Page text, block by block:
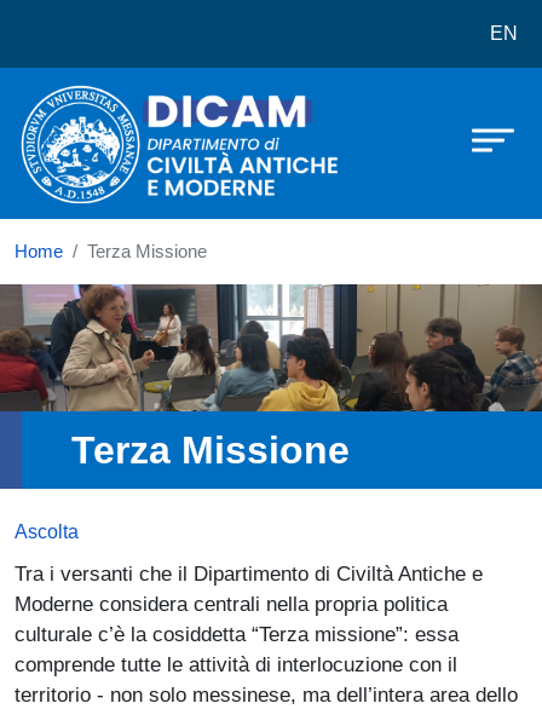
Dipartimento di Civiltà Antiche eEN
Home Terza Missione
Immagine
Terza Missione
Ascolta
Tra i versanti che il Dipartimento di Civiltà Antiche e
Moderne considera centrali nella propria politica
culturale c’è la cosiddetta “Terza missione”: essa
comprende tutte le attività di interlocuzione con il
territorio - non solo messinese, ma dell’intera area dello